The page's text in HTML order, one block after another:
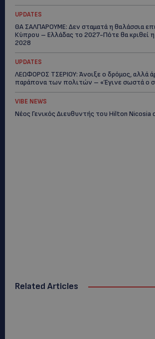
UPDATES
ΘΑ ΣΑΛΠΑΡΟΥΜΕ: Δεν σταματά η θαλάσσια
Κύπρου – Ελλάδας το 2027-Πότε θα κριθεί
2028
UPDATES
ΛΕΩΦΟΡΟΣ ΤΣΕΡΙΟΥ: Άνοιξε ο δρόμος, αλλά
παράπονα των πολιτών – «Έγινε σωστά ο
VIBE NEWS
Νέος Γενικός Διευθυντής του Hilton Nicosia
Related Articles